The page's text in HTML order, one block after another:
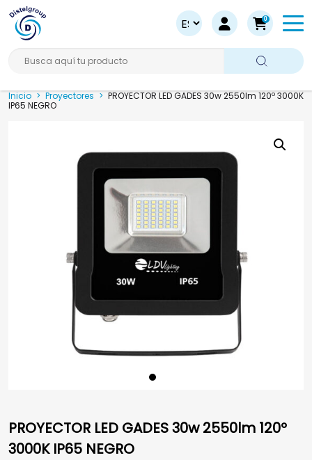
0
Busca aquí tu producto
Inicio > Proyectores > PROYECTOR LED GADES 30w 2550lm 120º 3000K
IP65 NEGRO
PROYECTOR LED GADES 30w 2550lm 120º
3000K IP65 NEGRO